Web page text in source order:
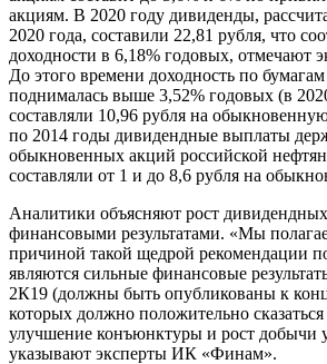
акциям. В 2020 году дивиденды,
2020 года, составили 22,81 рубля, что
доходности в 6,18% годовых, отмечают
До этого времени доходность по
поднималась выше 3,52% годовых (в
составляли 10,96 рубля на
по 2014 годы дивидендные выплаты
обыкновенных акций российской
составляли от 1 и до 8,6 рубля на
Аналитики объясняют рост
финансовыми результатами. «Мы
причиной такой щедрой рекомендации
являются сильные финансовые
2К19 (должны быть опубликованы к
которых должно положительно сказаться
улучшение конъюнктуры и рост добычи
указывают эксперты ИК «Финам».